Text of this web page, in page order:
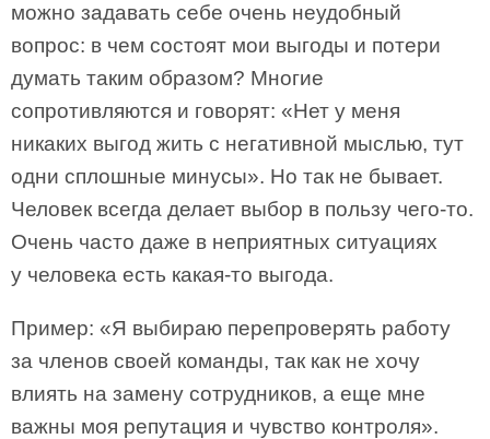
можно задавать себе очень неудобный
вопрос: в чем состоят мои выгоды и потери
думать таким образом? Многие
сопротивляются и говорят: «Нет у меня
никаких выгод жить с негативной мыслью, тут
одни сплошные минусы». Но так не бывает.
Человек всегда делает выбор в пользу чего-то.
Очень часто даже в неприятных ситуациях
у человека есть какая-то выгода.
Пример: «Я выбираю перепроверять работу
за членов своей команды, так как не хочу
влиять на замену сотрудников, а еще мне
важны моя репутация и чувство контроля».